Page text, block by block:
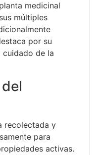
medicinal
múltiples
por su
de la
recolectada y
para
activas.